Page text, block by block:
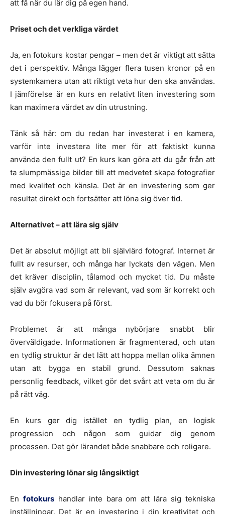
att få när du lär dig på egen hand.
Priset och det verkliga värdet
Ja, en fotokurs kostar pengar – men det är viktigt att sätta
det i perspektiv. Många lägger flera tusen kronor på en
systemkamera utan att riktigt veta hur den ska användas.
I jämförelse är en kurs en relativt liten investering som
kan maximera värdet av din utrustning.
Tänk så här: om du redan har investerat i en kamera,
varför inte investera lite mer för att faktiskt kunna
använda den fullt ut? En kurs kan göra att du går från att
ta slumpmässiga bilder till att medvetet skapa fotografier
med kvalitet och känsla. Det är en investering som ger
resultat direkt och fortsätter att löna sig över tid.
Alternativet – att lära sig själv
Det är absolut möjligt att bli självlärd fotograf. Internet är
fullt av resurser, och många har lyckats den vägen. Men
det kräver disciplin, tålamod och mycket tid. Du måste
själv avgöra vad som är relevant, vad som är korrekt och
vad du bör fokusera på först.
Problemet är att många nybörjare snabbt blir
överväldigade. Informationen är fragmenterad, och utan
en tydlig struktur är det lätt att hoppa mellan olika ämnen
utan att bygga en stabil grund. Dessutom saknas
personlig feedback, vilket gör det svårt att veta om du är
på rätt väg.
En kurs ger dig istället en tydlig plan, en logisk
progression och någon som guidar dig genom
processen. Det gör lärandet både snabbare och roligare.
Din investering lönar sig långsiktigt
En fotokurshandlar inte bara om att lära sig tekniska
inställningar. Det är en investering i din kreativitet och